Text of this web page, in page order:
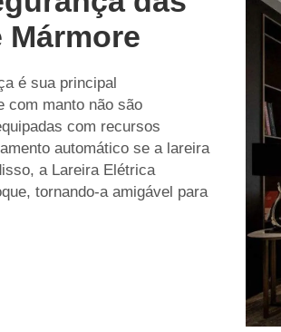
Mármore
é sua principal
com manto não são
com recursos
automático se a lareira
a Lareira Elétrica
tornando-a amigável para